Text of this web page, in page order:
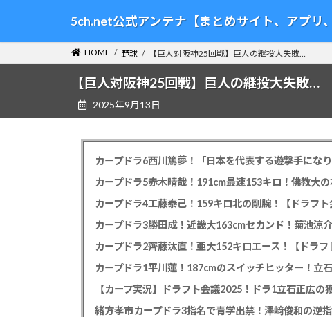
テ
ゲ
5ch.net公式アンテナ【まとめサイト、アプリ
HOME 野球 【巨人対阪神25回戦】巨人の継投大失敗…
【巨人対阪神25回戦】巨人の継投大失敗…
2025年9月13日
カープドラ6西川篤夢！「日本を代表する遊撃手にな
カープドラ5赤木晴哉！191cm最速153キロ！佛教大
カープドラ4工藤泰己！159キロ北の剛腕！【ドラフト
カープドラ3勝田成！近畿大163cmセカンド！菊池涼
カープドラ2齊藤汰直！亜大152キロエース！【ドラフ
【カープ実況】ドラフト会議2025！ドラ1立石正広の
緒方孝市カープドラ3指名で青学出禁！澤﨑俊和の逆